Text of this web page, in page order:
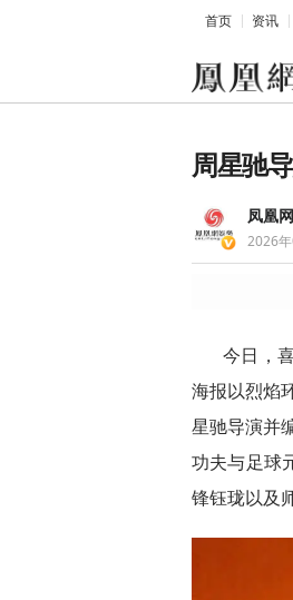
首页 资讯
周星驰
凤凰
2026
今日，
海报以烈焰
星驰导演并
功夫与足球
锋钰珑以及